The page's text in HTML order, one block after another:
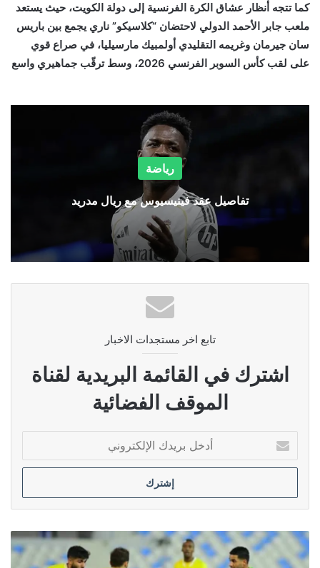
كما تتجه أنظار عشاق الكرة الفرنسية إلى دولة الكويت، حيث يستعد
ملعب جابر الأحمد الدولي لاحتضان “كلاسيكو” ناري يجمع بين باريس
سان جيرمان وغريمه التقليدي أولمبيك مارسيليا، في صراع قوي
على لقب كأس السوبر الفرنسي 2026، وسط ترقّب جماهيري واسع
رياضة
تفاصيل عقد فينيسيوس مع ريال مدريد
تابع اخر مستجدات الاخبار
اشترك في القائمة البريدية لقناة
الموقف الفضائية
بريدك
الإلكتروني
اليوم..
انطلاق